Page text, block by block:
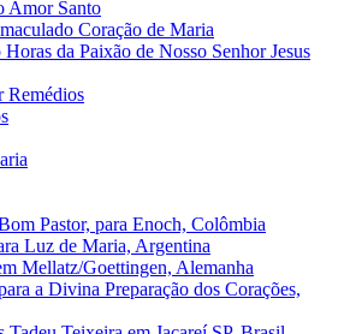
Amor Santo
Coração de Maria
da Paixão de Nosso Senhor Jesus
Remédios
Pastor, para Enoch, Colômbia
Luz de Maria, Argentina
Mellatz/Goettingen, Alemanha
a Divina Preparação dos Corações,